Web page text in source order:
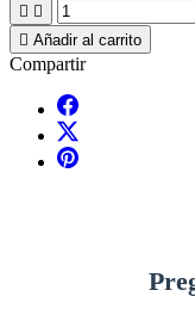
 
 Añadir al carrito
Compartir